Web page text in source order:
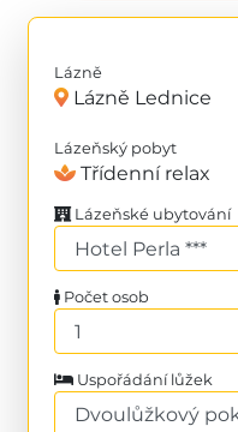
Lázně
Lázně Lednice
Lázeňský pobyt
Třídenní relax
Lázeňské ubytování
Počet osob
Uspořádání lůžek